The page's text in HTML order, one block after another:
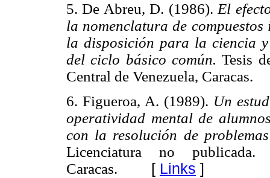
5. De Abreu, D. (1986). El
la nomenclatura de
la disposición para la ciencia
del ciclo básico común.Tesis
Central de Venezuela, Caracas.
6. Figueroa, A. (1989). Un
operatividad mental de
con la resolución de
Licenciatura no
Caracas. [ Links ]